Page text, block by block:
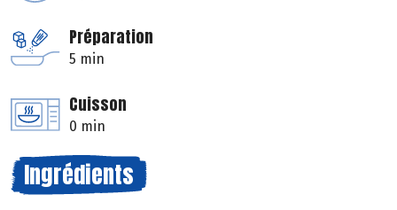
Préparation
5 min
Cuisson
0 min
Ingrédients